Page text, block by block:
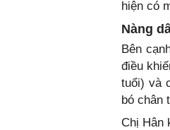
hiện có
Nàng
Bên
điều
tuổi) và
bó chân
Chị Hân